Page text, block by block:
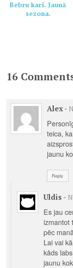
Bebru karš. Jaunā
sezona.
16
Alex -
teica,
jaunu
Reply
Uldis -
Es jau
izmantot
pēc
Lai vai
kāds
jaunu